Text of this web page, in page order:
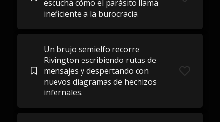
escucha cómo el parásito llama
ineficiente a la burocracia.
Un brujo semielfo recorre
Rivington escribiendo rutas de
mensajes y despertando con
nuevos diagramas de hechizos
infernales.